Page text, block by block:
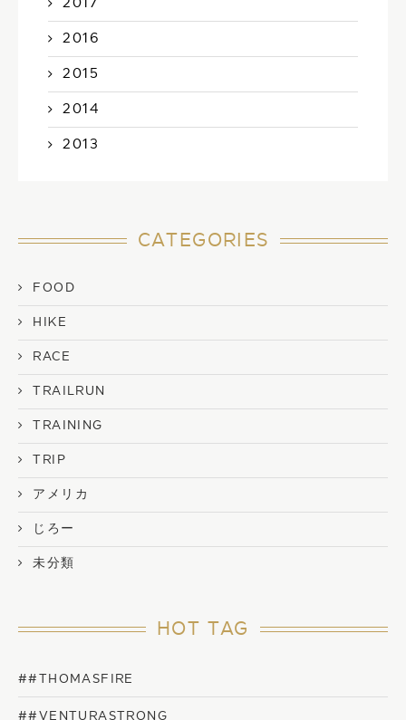
2016
2015
2014
2013
CATEGORIES
FOOD
HIKE
RACE
TRAILRUN
TRAINING
TRIP
アメリカ
じろー
未分類
HOT TAG
##THOMASFIRE
##VENTURASTRONG